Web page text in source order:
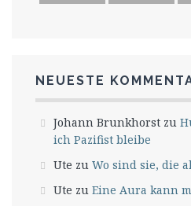
NEUESTE
Johann Brunkhorst zu
ich Pazifist bleibe
Ute zu Wo sind sie, die
Ute zu Eine Aura kann